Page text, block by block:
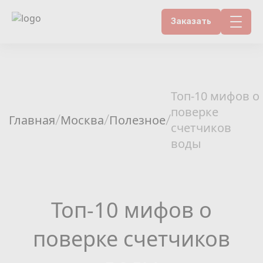
Заказать
Теплосчетчики
Аршин
Вопрос-ответ
Главная/Москва/Полезное/
Топ-10 мифов о
поверке
счетчиков
воды
Топ-10 мифов о
поверке счетчиков